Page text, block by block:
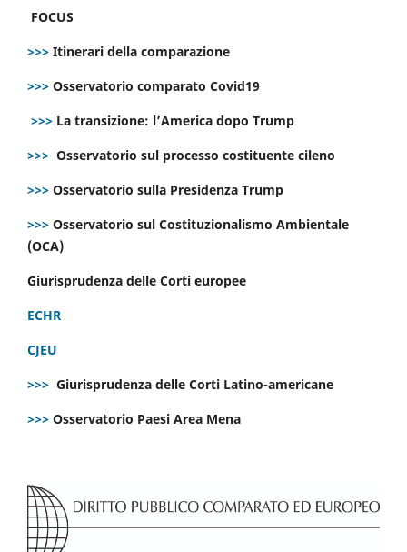
FOCUS
>>> Itinerari della comparazione
>>> Osservatorio comparato Covid19
>>> La transizione: l’America dopo Trump
>>> Osservatorio sul processo costituente cileno
>>> Osservatorio sulla Presidenza Trump
>>> Osservatorio sul Costituzionalismo Ambientale
(OCA)
Giurisprudenza delle Corti europee
ECHR
CJEU
>>> Giurisprudenza delle Corti Latino-americane
>>> Osservatorio Paesi Area Mena